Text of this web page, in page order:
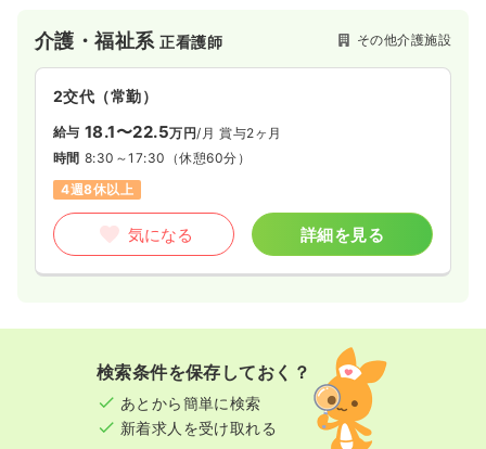
介護・福祉系正看護師 その他介護施設
2交代（常勤）
給与 18.1〜22.5万円/月 賞与2ヶ月
時間 8:30～17:30 （休憩60分）
4週8休以上
気になる 詳細を見る
検索条件を保存しておく？
あとから簡単に検索
新着求人を受け取れる